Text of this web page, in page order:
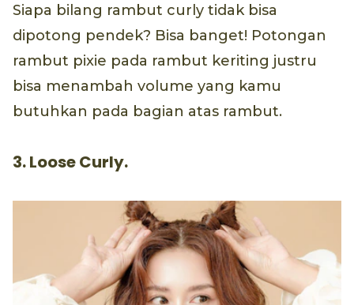
Siapa bilang rambut curly tidak bisa
dipotong pendek? Bisa banget! Potongan
rambut pixie pada rambut keriting justru
bisa menambah volume yang kamu
butuhkan pada bagian atas rambut.
3. Loose Curly.